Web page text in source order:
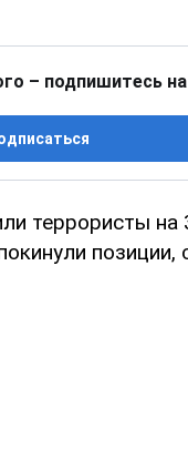
– подпишитесь
террористы
позиции,